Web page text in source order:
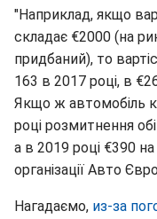
"Наприклад, якщо
складає €2000 (на
придбаний), то
163 в 2017 році, в
Якщо ж автомобіль
році розмитнення
а в 2019 році €390
організації Авто
Нагадаємо, из-за